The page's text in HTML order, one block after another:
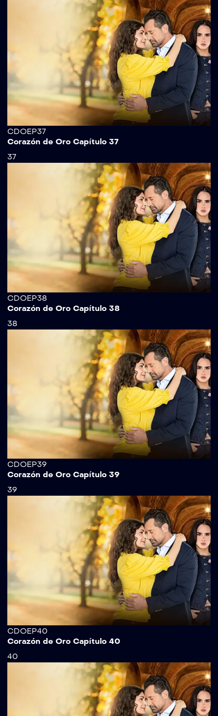
CDOEP37
Corazón de Oro Capítulo 37
37
CDOEP38
Corazón de Oro Capítulo 38
38
CDOEP39
Corazón de Oro Capítulo 39
39
CDOEP40
Corazón de Oro Capítulo 40
40